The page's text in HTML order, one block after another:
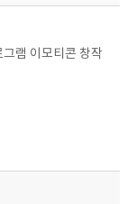
램 이모티콘 창작